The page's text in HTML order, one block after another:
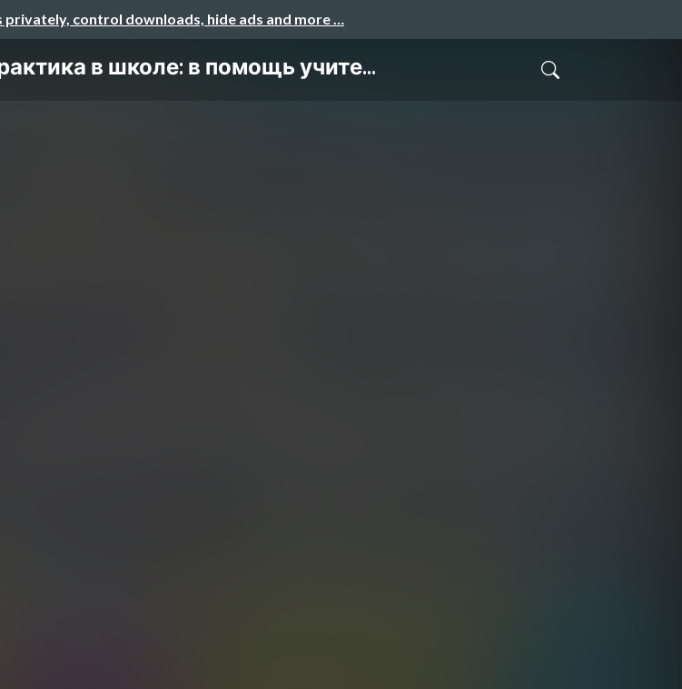
privately, control downloads, hide ads and more …
в школе: в помощь учите...